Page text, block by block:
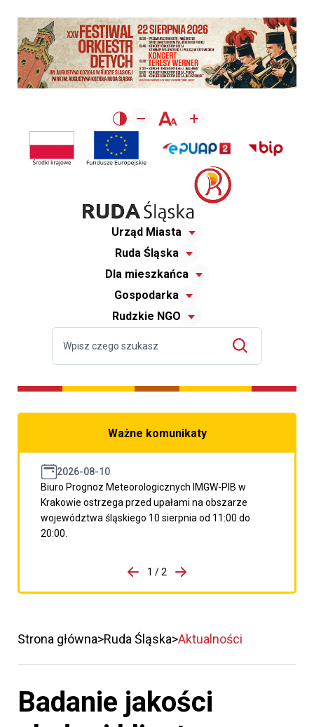
Urząd Miasta
Ruda Śląska
Dla mieszkańca
Gospodarka
Rudzkie NGO
Ważne komunikaty
2026-08-10
Biuro Prognoz Meteorologicznych IMGW-PIB w
Krakowie ostrzega przed upałami na obszarze
województwa śląskiego 10 sierpnia od 11:00 do
20:00.
porzpedniego komunikatu
1 / 2
Przejdź do następnego
Strona główna Ruda Śląska Aktualności
Badanie jakości